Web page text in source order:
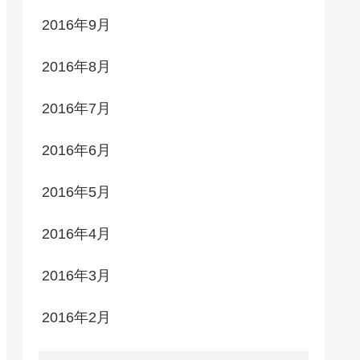
2016年9月
2016年8月
2016年7月
2016年6月
2016年5月
2016年4月
2016年3月
2016年2月